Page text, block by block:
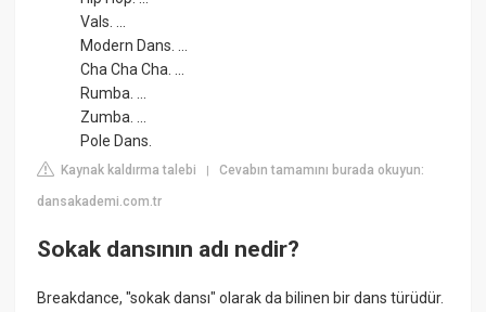
Vals. ...
Modern Dans. ...
Cha Cha Cha. ...
Rumba. ...
Zumba. ...
Pole Dans.
Kaynak kaldırma talebi |Cevabın tamamını burada okuyun:
dansakademi.com.tr
Sokak dansının adı nedir?
Breakdance, "sokak dansı" olarak da bilinen bir dans türüdür.